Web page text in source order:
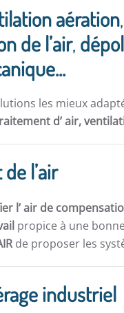
aération,
de l’air,
les mieux
d’ air,
l’air
l’ air de
propice à une
de proposer les
industriel